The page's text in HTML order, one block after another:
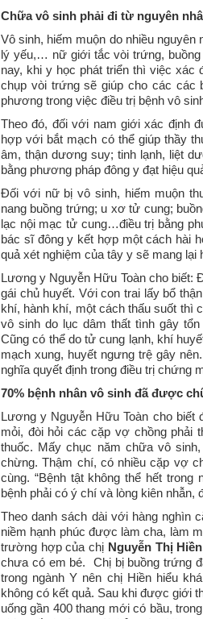
Chữa vô sinh phải đi từ nguyên
Vô sinh, hiếm muộn do nhiều nguyên
lý yếu,… nữ giới tắc vòi trứng,
nay, khi y học phát triển thì việc xác
chụp vòi trứng sẽ giúp cho các các
phương trong việc điều trị bệnh vô
Theo đó, đối với nam giới xác định
hợp với bắt mạch có thể giúp thầy
âm, thận dương suy; tinh lạnh, liệt
bằng phương pháp đông y đạt hiệu
Đối với nữ bị vô sinh, hiếm muộn
nang buồng trứng; u xơ tử cung;
lạc nội mạc tử cung…điều trị bằng
bác sĩ đông y kết hợp một cách hài
quả xét nghiệm của tây y sẽ mang lại
Lương y Nguyễn Hữu Toàn cho biết:
gái chủ huyết. Với con trai lấy bổ
khí, hành khí, một cách thấu suốt thì
vô sinh do lục dâm thất tình gây
Cũng có thể do tử cung lạnh, khí
mạch xung, huyết ngưng trệ gây
nghĩa quyết định trong điều trị chứng
70% bệnh nhân vô sinh đã được
Lương y Nguyễn Hữu Toàn cho biết
mỏi, đòi hỏi các cặp vợ chồng
thuốc. Mấy chục năm chữa vô
chừng. Thậm chí, có nhiều cặp vợ
cùng. “Bệnh tật không thể hết
bệnh phải có ý chí và lòng kiên nhẫn,
Theo danh sách dài với hàng nghìn
niềm hạnh phúc được làm cha, làm
trường hợp của chị Nguyễn Thị
chưa có em bé. Chị bị buồng trứng
trong ngành Y nên chị Hiền hiểu
không có kết quả. Sau khi được giới
uống gần 400 thang mới có bầu,